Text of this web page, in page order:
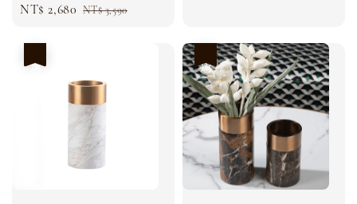
Sale
NT$ 2,680 Regular
NT$ 3,590